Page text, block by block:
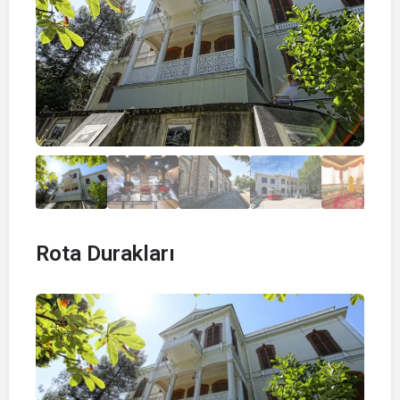
Rota Durakları